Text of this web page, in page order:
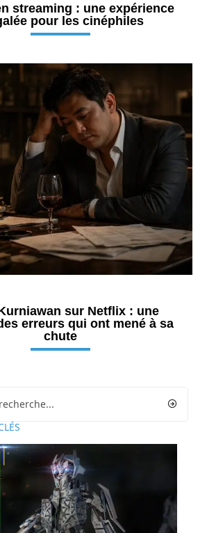
streaming : une expérience
pour les cinéphiles
sur Netflix : une
erreurs qui ont mené à sa
chute